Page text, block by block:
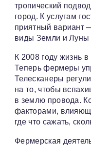
тропический
город. К услугам
приятный вариант
виды Земли и Луны
К 2008 году жизнь
Теперь фермеры
Телесканеры
на то, чтобы
в землю провода.
факторами,
где что сажать,
Фермерская